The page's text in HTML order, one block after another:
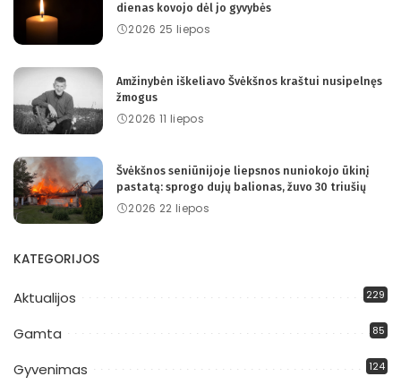
dienas kovojo dėl jo gyvybės
2026 25 liepos
Amžinybėn iškeliavo Švėkšnos kraštui nusipelnęs
žmogus
2026 11 liepos
Švėkšnos seniūnijoje liepsnos nuniokojo ūkinį
pastatą: sprogo dujų balionas, žuvo 30 triušių
2026 22 liepos
KATEGORIJOS
Aktualijos 229
Gamta 85
Gyvenimas 124